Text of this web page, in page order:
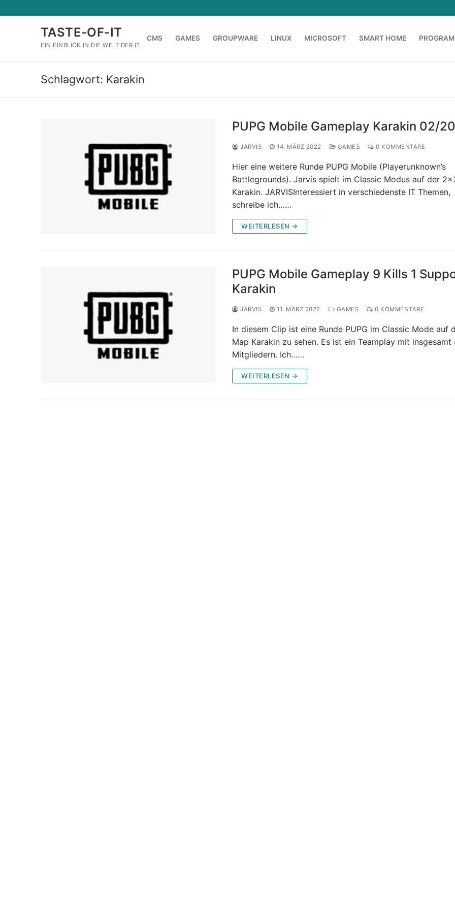
Inhalt
TASTE-OF-IT
EIN EINBLICK IN DIE WELT DER IT.
CMS GAMES GROUPWARE LINUX MICROSOFT SMART HOME
Schlagwort: Karakin
PUPG Mobile Gameplay Karakin 02/
JARVIS 14. MÄRZ 2022 GAMES 0 KOMMENTARE
Hier eine weitere Runde PUPG Mobile (Playerunknown’s
Battlegrounds). Jarvis spielt im Classic Modus auf der
Karakin. JARVISInteressiert in verschiedenste IT Themen,
schreibe ich……
WEITERLESEN →
PUPG Mobile Gameplay 9 Kills 1
Karakin
JARVIS 11. MÄRZ 2022 GAMES 0 KOMMENTARE
In diesem Clip ist eine Runde PUPG im Classic Mode auf
Map Karakin zu sehen. Es ist ein Teamplay mit insgesamt
Mitgliedern. Ich……
WEITERLESEN →